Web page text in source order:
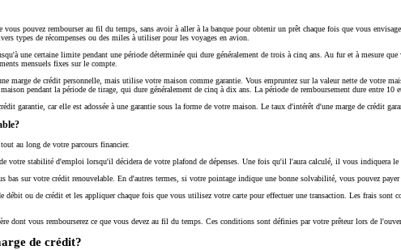
pouvez rembourser au fil du temps, sans avoir à aller à la banque pour obtenir un prêt chaque fois que vous
types de récompenses ou des miles à utiliser pour les voyages en avion.
une certaine limite pendant une période déterminée qui dure généralement de trois à cinq ans. Au fur et à mesure
mensuels fixes sur le compte.
marge de crédit personnelle, mais utilise votre maison comme garantie. Vous empruntez sur la valeur nette de votre
pendant la période de tirage, qui dure généralement de cinq à dix ans. La période de remboursement dure entre 10
garantie, car elle est adossée à une garantie sous la forme de votre maison. Le taux d'intérêt d'une marge de crédit
au long de votre parcours financier.
votre stabilité d'emploi lorsqu'il décidera de votre plafond de dépenses. Une fois qu'il l'aura calculé, il vous indiquera le
sur votre crédit renouvelable. En d'autres termes, si votre pointage indique une bonne solvabilité, vous pouvez
débit ou de crédit et les appliquer chaque fois que vous utilisez votre carte pour effectuer une transaction. Les frais
dont vous rembourserez ce que vous devez au fil du temps. Ces conditions sont définies par votre prêteur lors de
de crédit?